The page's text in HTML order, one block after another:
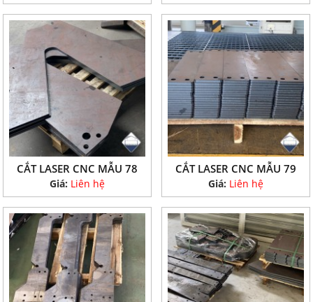
CẮT LASER CNC MẪU 78
Giá: Liên hệ
CẮT LASER CNC MẪU 79
Giá: Liên hệ